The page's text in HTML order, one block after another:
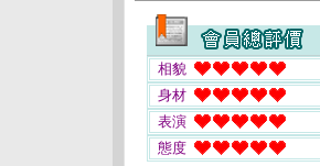
相貌
身材
表演
態度